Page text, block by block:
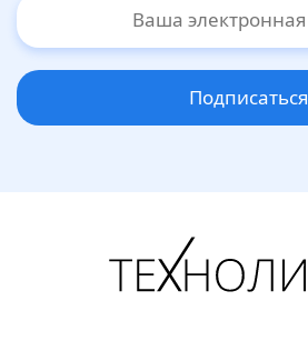
Подписаться